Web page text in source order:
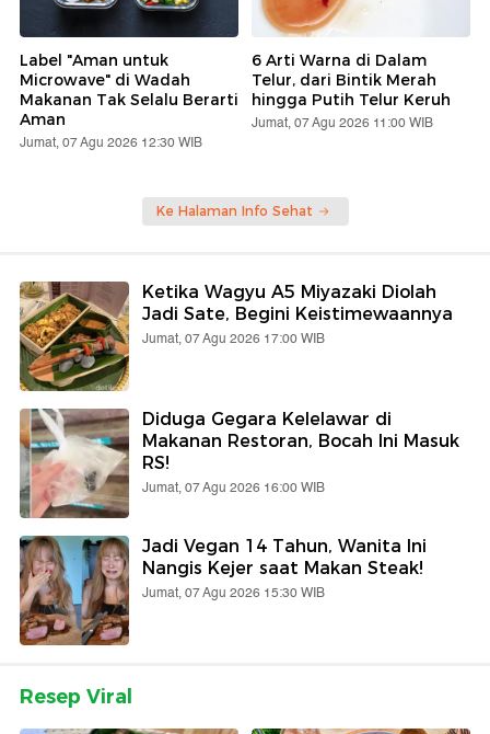
Label "Aman untuk
Microwave" di Wadah
Makanan Tak Selalu Berarti
Aman
Jumat, 07 Agu 2026 12:30 WIB
6 Arti Warna di Dalam
Telur, dari Bintik Merah
hingga Putih Telur Keruh
Jumat, 07 Agu 2026 11:00 WIB
Ke Halaman Info Sehat
Ketika Wagyu A5 Miyazaki Diolah
Jadi Sate, Begini Keistimewaannya
Jumat, 07 Agu 2026 17:00 WIB
Diduga Gegara Kelelawar di
Makanan Restoran, Bocah Ini Masuk
RS!
Jumat, 07 Agu 2026 16:00 WIB
Jadi Vegan 14 Tahun, Wanita Ini
Nangis Kejer saat Makan Steak!
Jumat, 07 Agu 2026 15:30 WIB
Resep Viral